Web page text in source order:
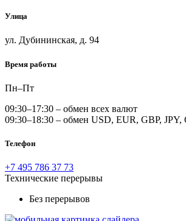
Улица
ул. Дубининская, д. 94
Время работы
Пн–Пт
09:30–17:30 – обмен всех валют
09:30–18:30 – обмен USD, EUR, GBP, JPY,
Телефон
+7 495 786 37 73
Технические перерывы
Без перерывов